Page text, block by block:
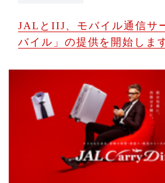
JALとIIJ、モバイル通信サ
バイル」の提供を開始しま